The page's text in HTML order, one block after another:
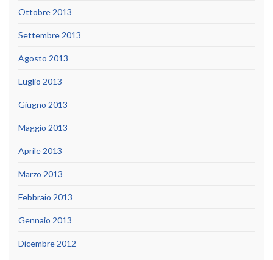
Ottobre 2013
Settembre 2013
Agosto 2013
Luglio 2013
Giugno 2013
Maggio 2013
Aprile 2013
Marzo 2013
Febbraio 2013
Gennaio 2013
Dicembre 2012